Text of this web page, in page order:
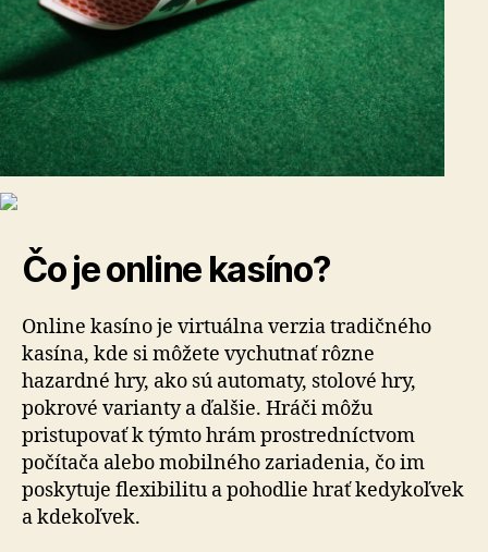
Čo je online kasíno?
Online kasíno je virtuálna verzia tradičného
kasína, kde si môžete vychutnať rôzne
hazardné hry, ako sú automaty, stolové hry,
pokrové varianty a ďalšie. Hráči môžu
pristupovať k týmto hrám prostredníctvom
počítača alebo mobilného zariadenia, čo im
poskytuje flexibilitu a pohodlie hrať kedykoľvek
a kdekoľvek.